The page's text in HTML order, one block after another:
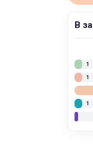
В
1
1
1